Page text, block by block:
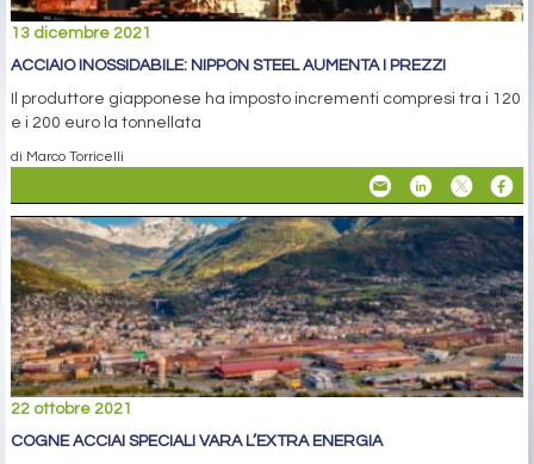
13 dicembre 2021
ACCIAIO INOSSIDABILE: NIPPON STEEL AUMENTA I PREZZI
Il produttore giapponese ha imposto incrementi compresi tra i 120
e i 200 euro la tonnellata
di Marco Torricelli
22 ottobre 2021
COGNE ACCIAI SPECIALI VARA L’EXTRA ENERGIA